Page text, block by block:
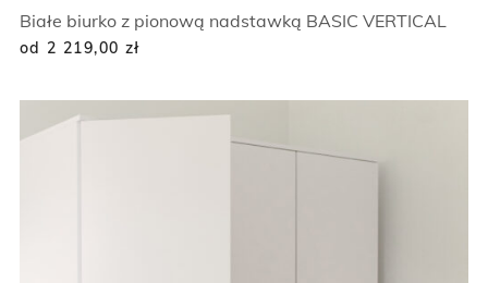
Białe biurko z pionową nadstawką BASIC VERTICAL
od 2 219,00 zł